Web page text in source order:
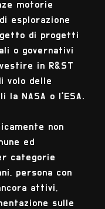
motorie
esplorazione
di progetti
o governativi
in R&ST
volo delle
la NASA o l'ESA.
non
ed
categorie
persona con
attivi,
sulle